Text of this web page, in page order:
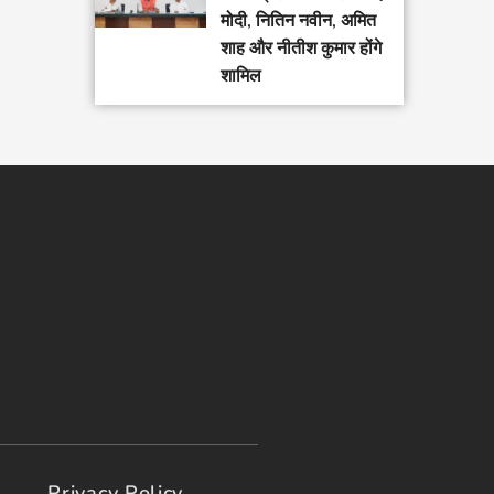
मोदी, नितिन नवीन, अमित
शाह और नीतीश कुमार होंगे
शामिल